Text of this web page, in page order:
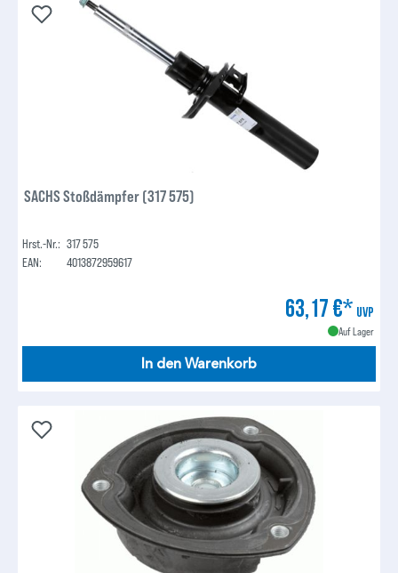
SACHS Stoßdämpfer (317 575)
Hrst.-Nr.: 317 575
EAN:
4013872959617
63,17 €* UVP
Auf Lager
In den Warenkorb